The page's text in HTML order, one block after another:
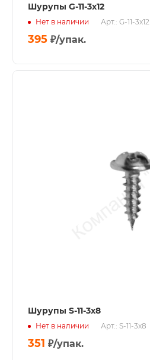
Шурупы G-11-3x12
Нет в наличии Арт.: G-11-3x12
395 ₽/упак.
Шурупы S-11-3x8
Нет в наличии Арт.: S-11-3x8
351 ₽/упак.